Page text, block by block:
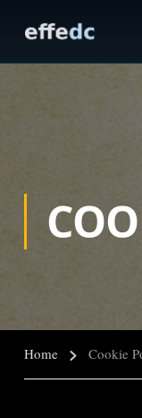
Home Cookie